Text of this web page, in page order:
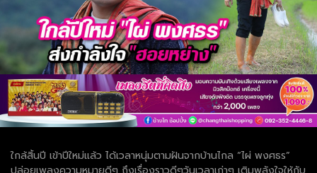
ใกล้สิ้นปี เข้าปีใหม่แล้ว ได้เวลาหนุ่มตามฝันจากบ้านไกล “ไผ่ พงศธร”